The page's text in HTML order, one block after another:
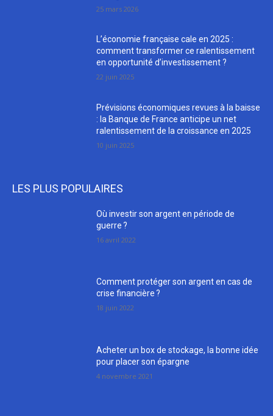
25 mars 2026
L’économie française cale en 2025 :
comment transformer ce ralentissement
en opportunité d’investissement ?
22 juin 2025
Prévisions économiques revues à la baisse
: la Banque de France anticipe un net
ralentissement de la croissance en 2025
10 juin 2025
LES PLUS POPULAIRES
Où investir son argent en période de
guerre ?
16 avril 2022
Comment protéger son argent en cas de
crise financière ?
18 juin 2022
Acheter un box de stockage, la bonne idée
pour placer son épargne
4 novembre 2021